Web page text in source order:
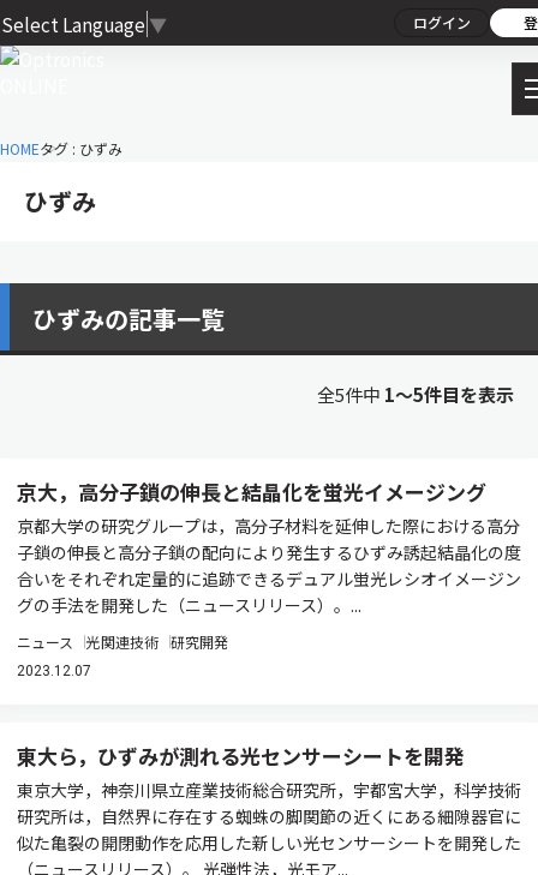
Select Language ▼ ログイン
HOMEタグ : ひずみ
ひずみ
ひずみの記事一覧
全5件中 1〜5件目を表示
京大，高分子鎖の伸長と結晶化を蛍光イメージング
京都大学の研究グループは，高分子材料を延伸した際における高分
子鎖の伸長と高分子鎖の配向により発生するひずみ誘起結晶化の度
合いをそれぞれ定量的に追跡できるデュアル蛍光レシオイメージン
グの手法を開発した（ニュースリリース）。...
ニュース 光関連技術 研究開発
2023.12.07
東大ら，ひずみが測れる光センサーシートを開発
東京大学，神奈川県立産業技術総合研究所，宇都宮大学，科学技術
研究所は，自然界に存在する蜘蛛の脚関節の近くにある細隙器官に
似た亀裂の開閉動作を応用した新しい光センサーシートを開発した
（ニュースリリース）。 光弾性法，光モア...